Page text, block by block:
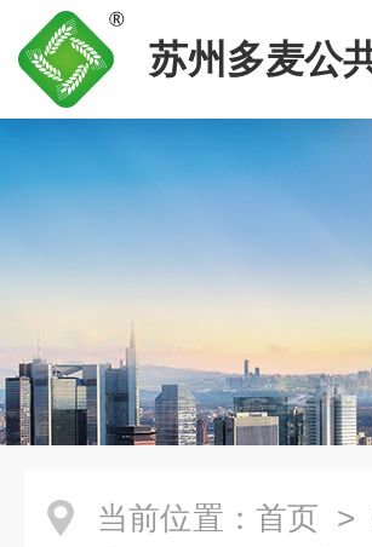
苏州多麦公
当前位置： 首页 >